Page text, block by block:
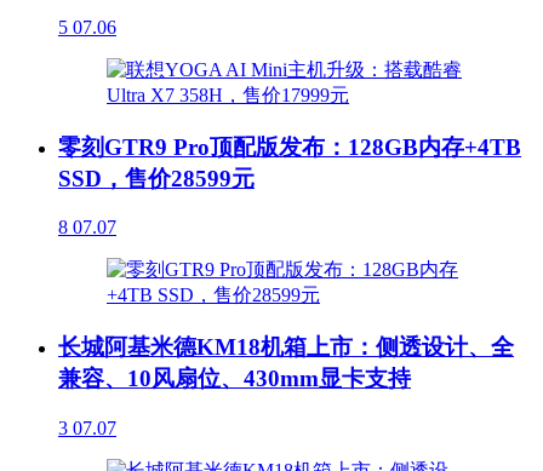
5 07.06
零刻GTR9 Pro顶配版发布：128GB内存+4TB
SSD，售价28599元
8 07.07
长城阿基米德KM18机箱上市：侧透设计、全
兼容、10风扇位、430mm显卡支持
3 07.07